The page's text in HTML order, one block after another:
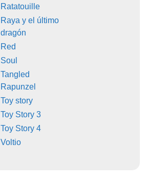
Ratatouille
Raya y el último
dragón
Red
Soul
Tangled
Rapunzel
Toy story
Toy Story 3
Toy Story 4
Voltio